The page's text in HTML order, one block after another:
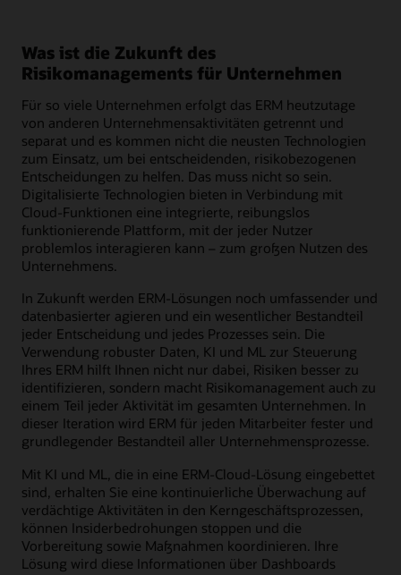
Was ist die Zukunft des
Risikomanagements für Unternehmen
Für so viele Unternehmen erfolgt das ERM heutzutage
von anderen Unternehmensaktivitäten getrennt und
separat und es kommen nicht die neusten Technologien
zum Einsatz, um bei entscheidenden, risikobezogenen
Entscheidungen zu helfen. Das muss nicht so sein.
Digitalisierte Technologien bieten in Verbindung mit
Cloud-Funktionen eine integrierte, reibungslos
funktionierende Plattform, mit der jeder Nutzer
problemlos interagieren kann – zum großen Nutzen des
Unternehmens.
In Zukunft werden ERM-Lösungen noch umfassender und
datenbasierter agieren und ein wesentlicher Bestandteil
jeder Entscheidung und jedes Prozesses sein. Die
Verwendung robuster Daten, KI und ML zur Steuerung
Ihres ERM hilft Ihnen nicht nur dabei, Risiken besser zu
identifizieren, sondern macht Risikomanagement auch zu
einem Teil jeder Aktivität im gesamten Unternehmen. In
dieser Iteration wird ERM für jeden Mitarbeiter fester und
grundlegender Bestandteil aller Unternehmensprozesse.
Mit KI und ML, die in eine ERM-Cloud-Lösung eingebettet
sind, erhalten Sie eine kontinuierliche Überwachung auf
verdächtige Aktivitäten in den Kerngeschäftsprozessen,
können Insiderbedrohungen stoppen und die
Vorbereitung sowie Maßnahmen koordinieren. Ihre
Lösung wird diese Informationen über Dashboards